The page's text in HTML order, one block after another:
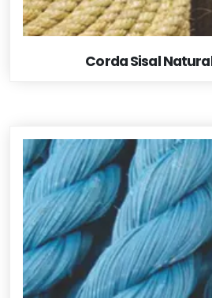
Corda Sisal